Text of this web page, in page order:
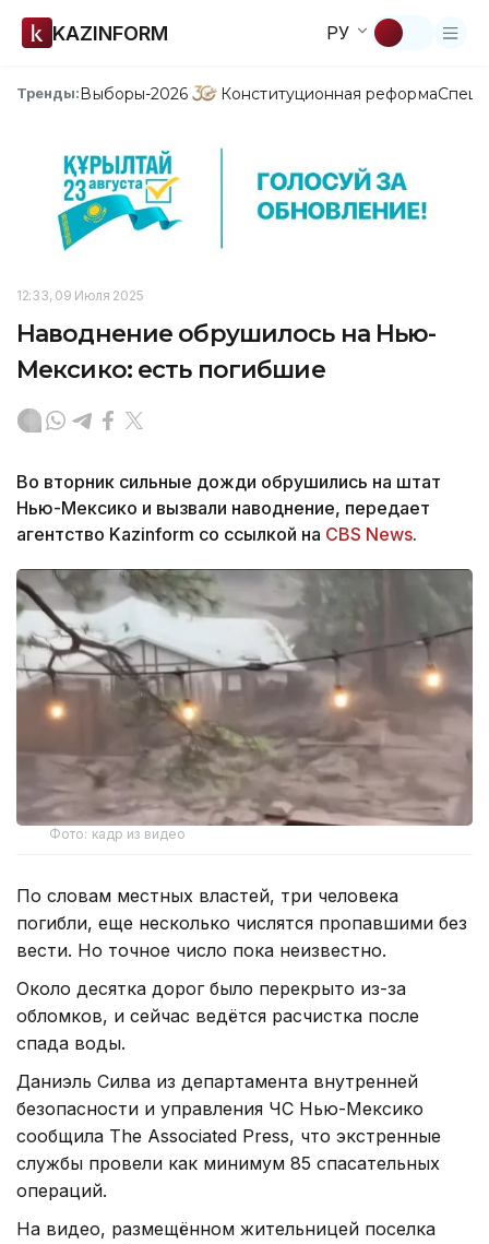
KAZINFORM РУ
Тренды:Выборы-2026 Конституционная реформа
12:33, 09 Июля 2025
Наводнение обрушилось на Нью-
Мексико: есть погибшие
Во вторник сильные дожди обрушились на штат
Нью-Мексико и вызвали наводнение, передает
агентство Kazinform со ссылкой на CBS News.
Фото: кадр из видео
По словам местных властей, три человека
погибли, еще несколько числятся пропавшими без
вести. Но точное число пока неизвестно.
Около десятка дорог было перекрыто из-за
обломков, и сейчас ведётся расчистка после
спада воды.
Даниэль Силва из департамента внутренней
безопасности и управления ЧС Нью-Мексико
сообщила The Associated Press, что экстренные
службы провели как минимум 85 спасательных
операций.
На видео, размещённом жительницей поселка